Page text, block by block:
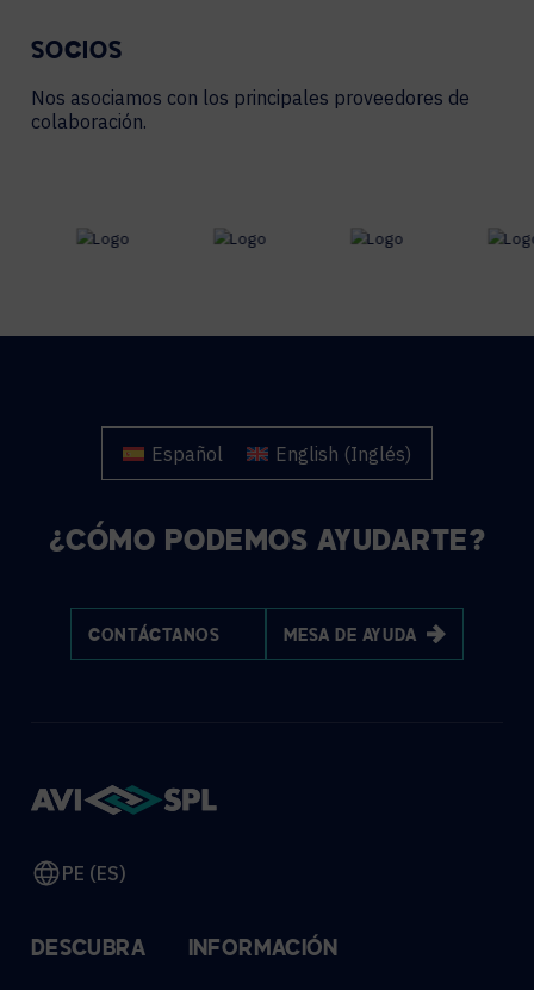
SOCIOS
Nos asociamos con los principales proveedores de
colaboración.
Español English (Inglés)
¿CÓMO PODEMOS AYUDARTE?
CONTÁCTANOS MESA DE AYUDA
PE (ES)
DESCUBRA INFORMACIÓN